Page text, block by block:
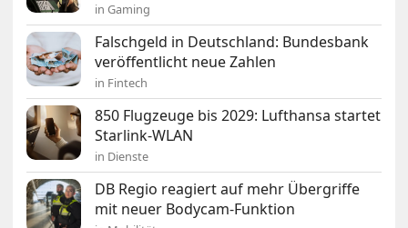
in Gaming
Falschgeld in Deutschland: Bundesbank
veröffentlicht neue Zahlen
in Fintech
850 Flugzeuge bis 2029: Lufthansa startet
Starlink-WLAN
in Dienste
DB Regio reagiert auf mehr Übergriffe
mit neuer Bodycam-Funktion